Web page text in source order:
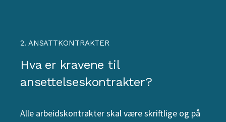
2. ANSATTKONTRAKTER
Hva er kravene til
ansettelseskontrakter?
Alle arbeidskontrakter skal være skriftlige og på